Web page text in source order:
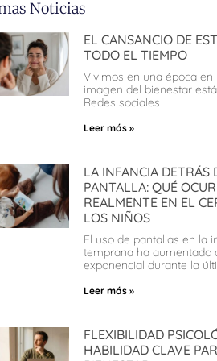
Noticias
EL CANSANCIO DE
TODO EL TIEMPO
Vivimos en una época en
imagen del bienestar
Redes sociales
Leer más »
LA INFANCIA DETRÁS
PANTALLA: QUÉ
REALMENTE EN EL
LOS NIÑOS
El uso de pantallas en la
temprana ha aumentado
exponencial durante la
Leer más »
FLEXIBILIDAD
HABILIDAD CLAVE